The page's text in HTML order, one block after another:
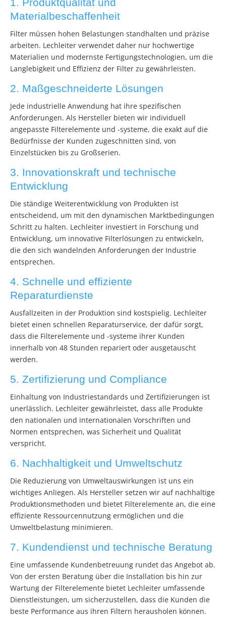
Materialbeschaffenheit
Filter müssen hohen Belastungen standhalten und präzise
arbeiten. Lechleiter verwendet daher nur hochwertige
Materialien und modernste Fertigungstechnologien, um die
Langlebigkeit und Effizienz der Filter zu gewährleisten.
2. Maßgeschneiderte Lösungen
Jede industrielle Anwendung hat ihre spezifischen
Anforderungen. Als Hersteller bieten wir individuell
angepasste Filterelemente und -systeme, die exakt auf die
Bedürfnisse der Kunden zugeschnitten sind, von
Einzelstücken bis zu Großserien.
3. Innovationskraft und technische
Entwicklung
Die ständige Weiterentwicklung von Produkten ist
entscheidend, um mit den dynamischen Marktbedingungen
Schritt zu halten. Lechleiter investiert in Forschung und
Entwicklung, um innovative Filterlösungen zu entwickeln,
die den sich wandelnden Anforderungen der Industrie
entsprechen.
4. Schnelle und effiziente
Reparaturdienste
Ausfallzeiten in der Produktion sind kostspielig. Lechleiter
bietet einen schnellen Reparaturservice, der dafür sorgt,
dass die Filterelemente und -systeme ihrer Kunden
innerhalb von 48 Stunden repariert oder ausgetauscht
werden.
5. Zertifizierung und Compliance
Einhaltung von Industriestandards und Zertifizierungen ist
unerlässlich. Lechleiter gewährleistet, dass alle Produkte
den nationalen und internationalen Vorschriften und
Normen entsprechen, was Sicherheit und Qualität
verspricht.
6. Nachhaltigkeit und Umweltschutz
Die Reduzierung von Umweltauswirkungen ist uns ein
wichtiges Anliegen. Als Hersteller setzen wir auf nachhaltige
Produktionsmethoden und bietet Filterelemente an, die eine
effiziente Ressourcennutzung ermöglichen und die
Umweltbelastung minimieren.
7. Kundendienst und technische Beratung
Eine umfassende Kundenbetreuung rundet das Angebot ab.
Von der ersten Beratung über die Installation bis hin zur
Wartung der Filterelemente bietet Lechleiter umfassende
Dienstleistungen, um sicherzustellen, dass die Kunden die
beste Performance aus ihren Filtern herausholen können.